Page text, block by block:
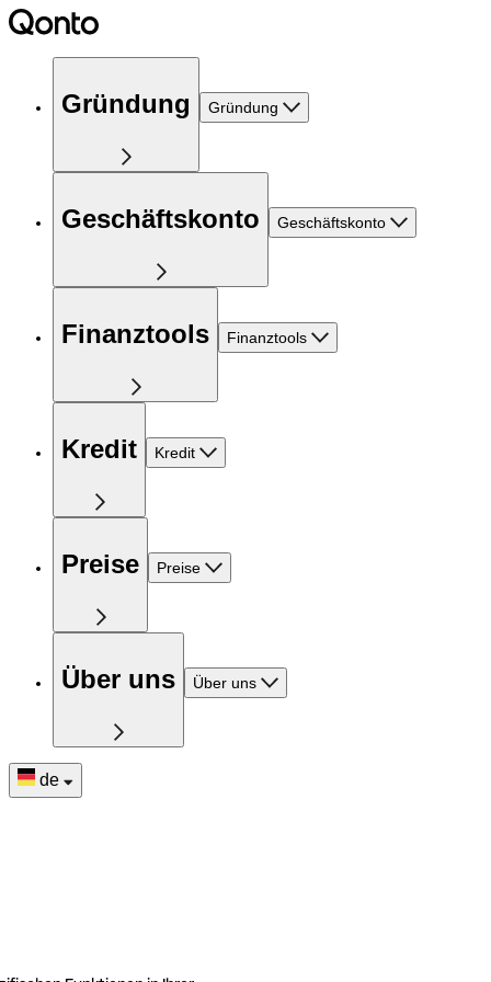
Gründung Gründung
Geschäftskonto Geschäftskonto
Finanztools Finanztools
Kredit Kredit
Preise Preise
Über uns Über uns
de